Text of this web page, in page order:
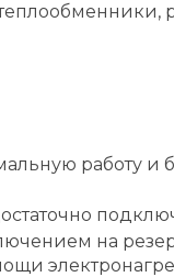
работу
на